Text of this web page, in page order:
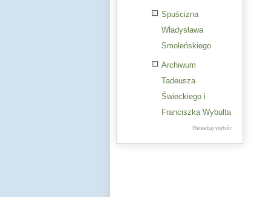
Spuścizna
Władysława
Smoleńskiego
Archiwum
Tadeusza
Świeckiego i
Franciszka Wybulta
SpuściznaResetuj wybór